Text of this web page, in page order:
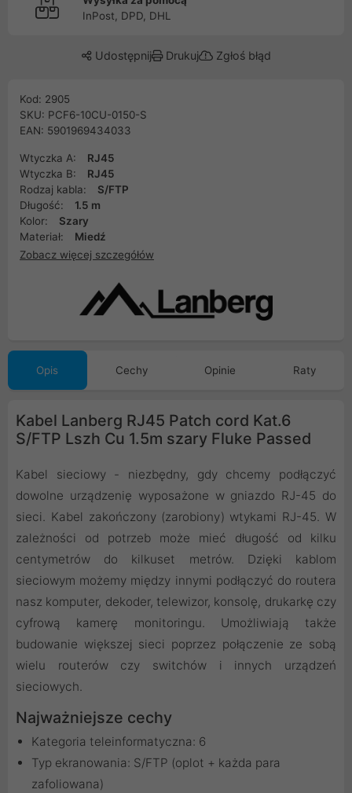
InPost, DPD, DHL
Udostępnij Drukuj Zgłoś błąd
Kod: 2905
SKU: PCF6-10CU-0150-S
EAN: 5901969434033
Wtyczka A:
RJ45
Wtyczka B:
RJ45
Rodzaj kabla:
S/FTP
Długość:
1.5 m
Kolor:
Szary
Materiał:
Miedź
Zobacz więcej szczegółów
Opis Cechy Opinie Raty
Kabel Lanberg RJ45 Patch cord Kat.6
S/FTP Lszh Cu 1.5m szary Fluke Passed
Kabel sieciowy - niezbędny, gdy chcemy podłączyć
dowolne urządzenię wyposażone w gniazdo RJ-45 do
sieci. Kabel zakończony (zarobiony) wtykami RJ-45. W
zależności od potrzeb może mieć długość od kilku
centymetrów do kilkuset metrów. Dzięki kablom
sieciowym możemy między innymi podłączyć do routera
nasz komputer, dekoder, telewizor, konsolę, drukarkę czy
cyfrową kamerę monitoringu. Umożliwiają także
budowanie większej sieci poprzez połączenie ze sobą
wielu routerów czy switchów i innych urządzeń
sieciowych.
Najważniejsze cechy
Kategoria teleinformatyczna: 6
Typ ekranowania: S/FTP (oplot + każda para
zafoliowana)